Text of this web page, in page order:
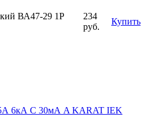
ВА47-29 1Р
234
руб.
Купить
6кА С 30мА A KARAT IEK